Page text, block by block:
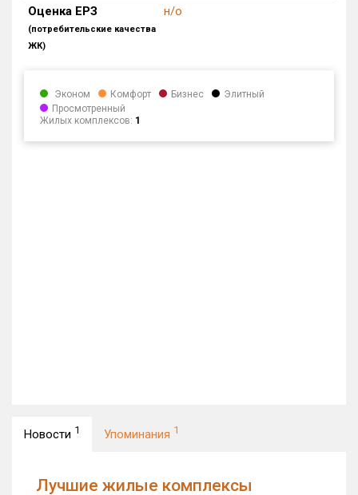
Квартир, апартаментов,
блоков в БД
Оценка ЕРЗ
(потребительские качества
ЖК)
н/о
Эконом Комфорт Бизнес
Элитный
Просмотренный
Жилых комплексов: 1
Новости 1 Упоминания 1
Лучшие жилые комплексы